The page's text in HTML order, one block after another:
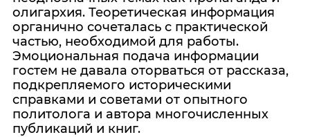
олигархия. Теоретическая информация
органично сочеталась с практической
частью, необходимой для работы.
Эмоциональная подача информации
гостем не давала оторваться от рассказа,
подкрепляемого историческими
справками и советами от опытного
политолога и автора многочисленных
публикаций и книг.